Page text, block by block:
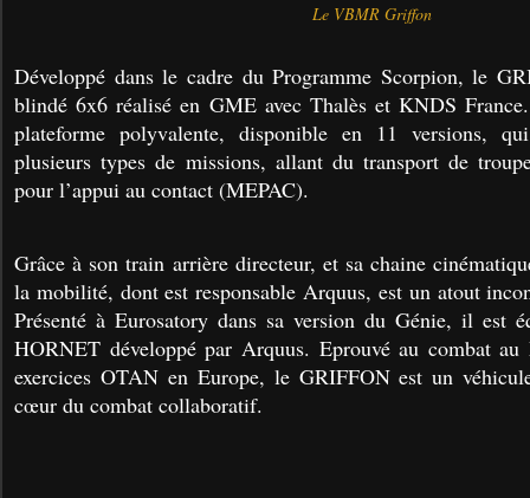
Le VBMR Griffon
Développé dans le cadre du Programme Scorpion, le
blindé 6x6 réalisé en GME avec Thalès et KNDS
plateforme polyvalente, disponible en 11 versions,
plusieurs types de missions, allant du transport de
pour l’appui au contact (MEPAC).
Grâce à son train arrière directeur, et sa chaine
la mobilité, dont est responsable Arquus, est un atout
Présenté à Eurosatory dans sa version du Génie, il est
HORNET développé par Arquus. Eprouvé au combat
exercices OTAN en Europe, le GRIFFON est un
cœur du combat collaboratif.